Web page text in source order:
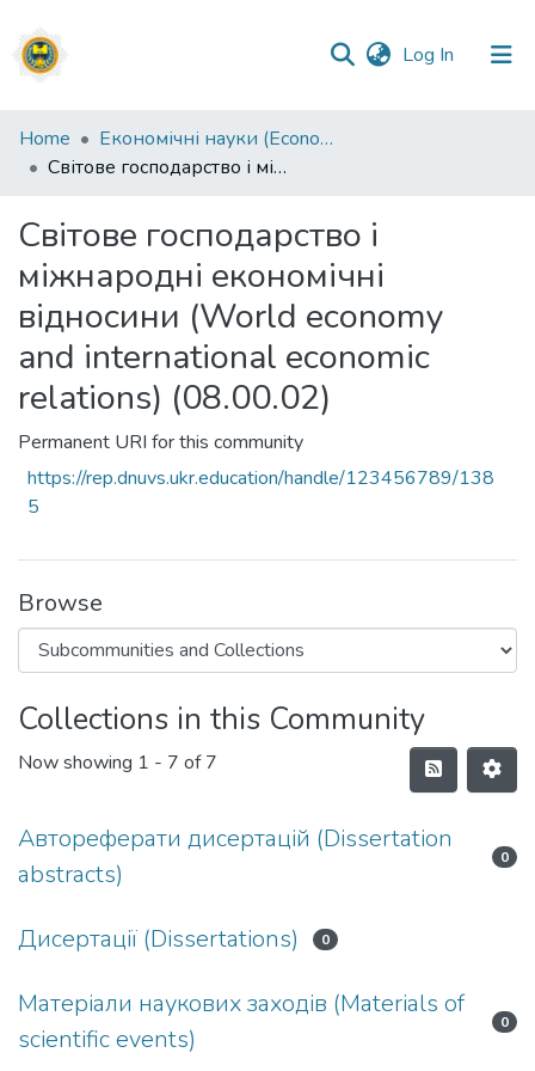
Log In (current)
Communities
&
All of DSpace
Statistics
Home
Економічні науки (Economic sciences)
Світове господарство і міжнародні економічні відносини (World economy and international economic relations) (08.00.02)
Світове господарство і
міжнародні економічні
відносини (World economy
and international economic
relations) (08.00.02)
Permanent URI for this community
https://rep.dnuvs.ukr.education/handle/123456789/138
5
Browse
Collections in this Community
Now showing 1 - 7 of 7
Автореферати дисертацій (Dissertation
abstracts)
0
Дисертації (Dissertations) 0
Матеріали наукових заходів (Materials of
scientific events)
0